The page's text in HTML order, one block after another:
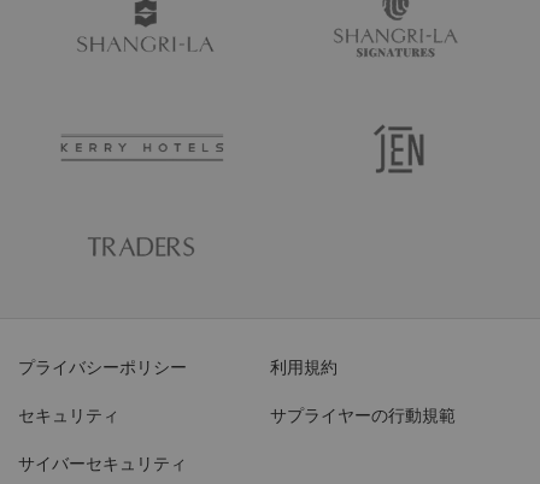
プライバシーポリシー 利用規約
セキュリティ サプライヤーの行動規範
サイバーセキュリティ